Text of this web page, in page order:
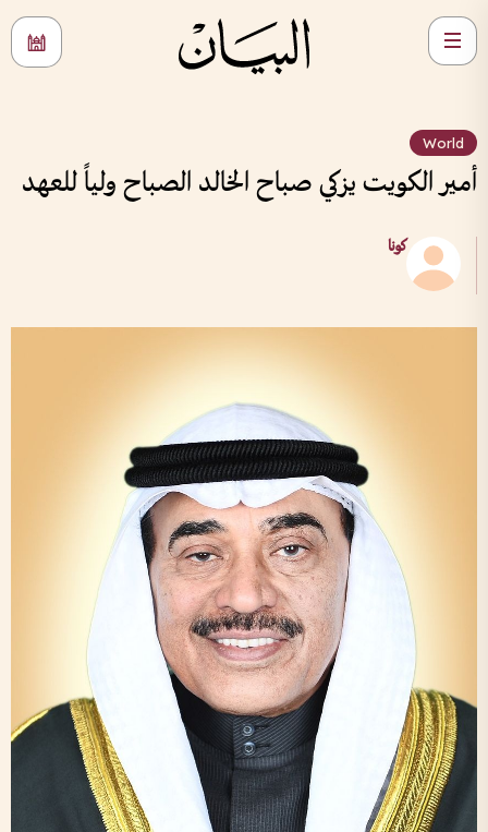
World
أمير الكويت يزكي صباح الخالد الصباح ولياً للعهد
كونا